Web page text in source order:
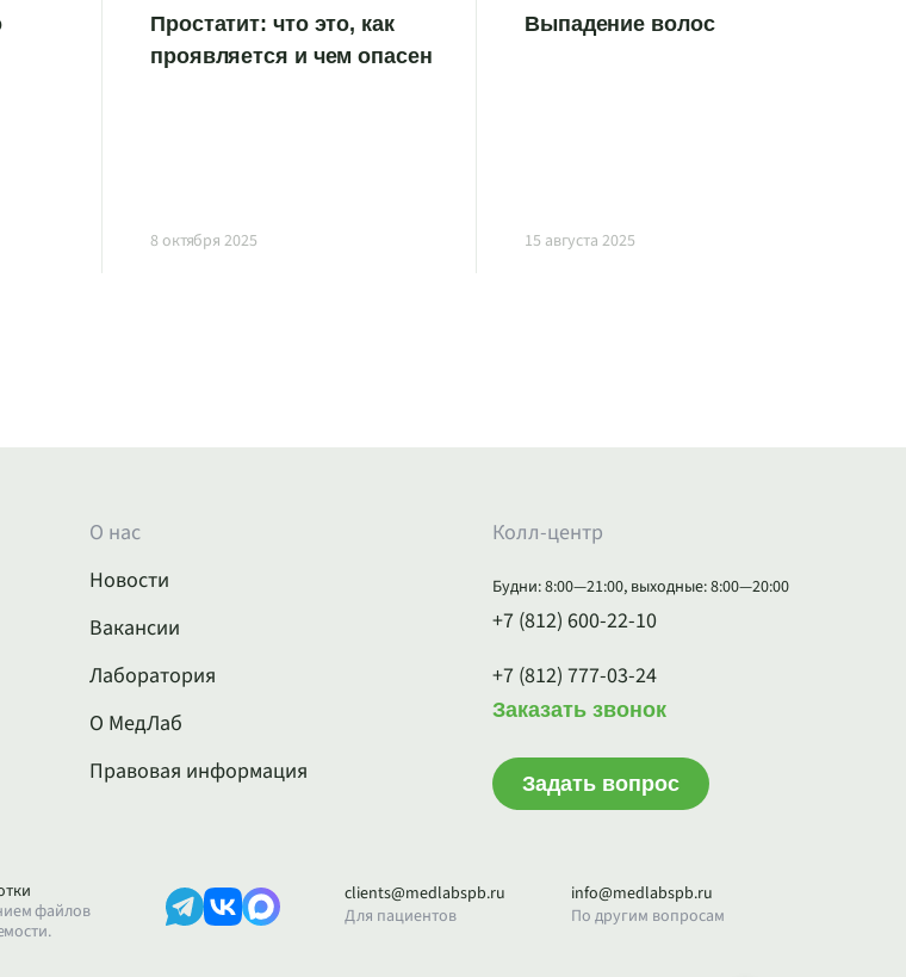
Простатит: что это, как
проявляется и чем опасен
8 октября 2025
Выпадение волос
15 августа 2025
О нас
Новости
Вакансии
Лаборатория
О МедЛаб
Правовая информация
Колл-центр
Будни: 8:00—21:00, выходные: 8:00—20:00
+7 (812) 600-22-10
+7 (812) 777-03-24
Заказать звонок
Задать вопрос
файлов
clients@medlabspb.ru
Для пациентов
info@medlabspb.ru
По другим вопросам